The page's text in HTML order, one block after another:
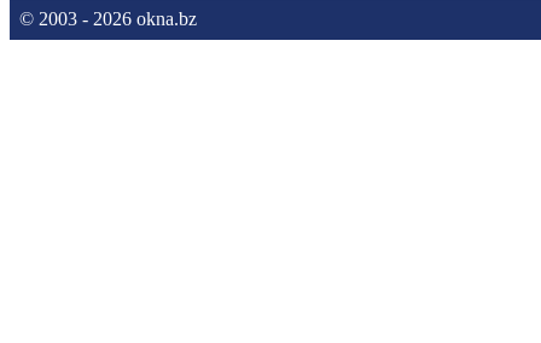
© 2003 - 2026 okna.bz